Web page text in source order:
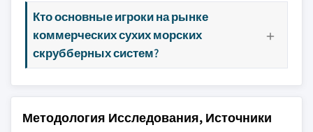
Кто основные игроки на рынке
коммерческих сухих морских
скрубберных систем?
Методология Исследования, Источники